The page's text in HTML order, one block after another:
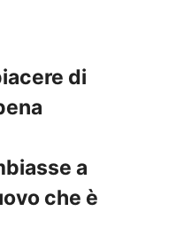
di
a
che è